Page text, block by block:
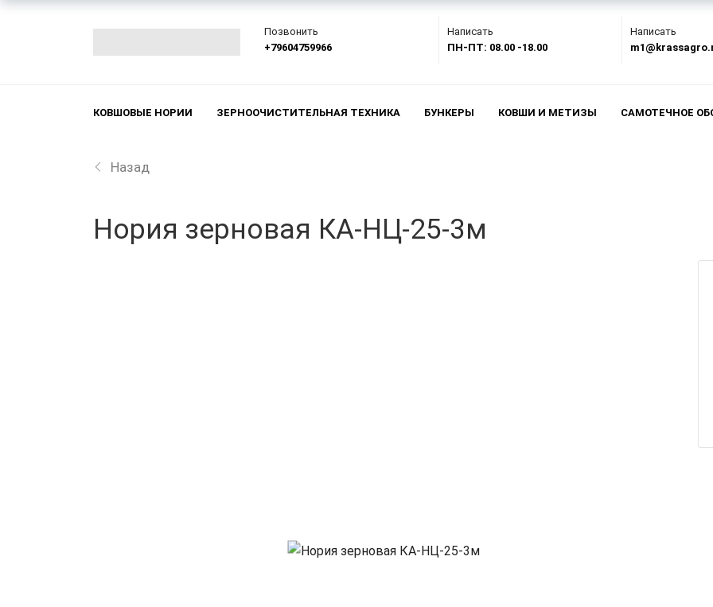
Позвонить
+79604759966
Написать
ПН-ПТ: 08.00 -18.00
Написать
КОВШОВЫЕ НОРИИ ЗЕРНООЧИСТИТЕЛЬНАЯ ТЕХНИКА БУНКЕРЫ КОВШИ И МЕТИЗЫ САМОТЕЧНОЕ
Назад
Нория зерновая КА-НЦ-25-3м